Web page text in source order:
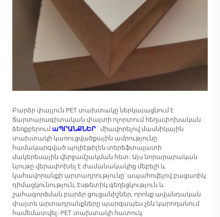
Բարձր փայլուն PET տախտակը ներկայացնում է
ճարտարագիտական փայտի ոլորտում հեղափոխական
ձեռքբերում աՊՐԱՆՔՆԵՐ ՝ միավորելով մասնիկային
տախտակի կառուցվածքային ամրությունը
համակարգված պոլիէթիլեն տերեֆտալատի
մակերեսային վերջամշակման հետ։ Այս նորարարական
նյութը վերափոխել է ժամանակակից մեբելի և
կահավորանքի արտադրությունը՝ ապահովելով բացառիկ
դիմացկունություն, էսթետիկ գեղեցկություն և
շահագործման բարձր ցուցանիշներ, որոնք ավանդական
փայտե արտադրանքները պարզապես չեն կարողանում
համեմատվել։ PET տախտակի հատուկ